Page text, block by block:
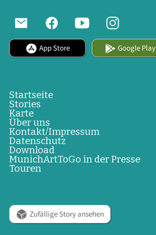
App Store Google Play
Startseite
Stories
Karte
Über uns
Kontakt/Impressum
Datenschutz
Download
MunichArtToGo in der Presse
Touren
Zufällige Story ansehen